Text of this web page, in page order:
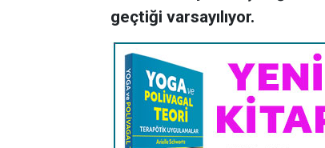
geçtiği varsayılıyor.